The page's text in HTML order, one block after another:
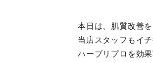
本日は、肌質改善
当店スタッフもイ
ハーブリプロを効